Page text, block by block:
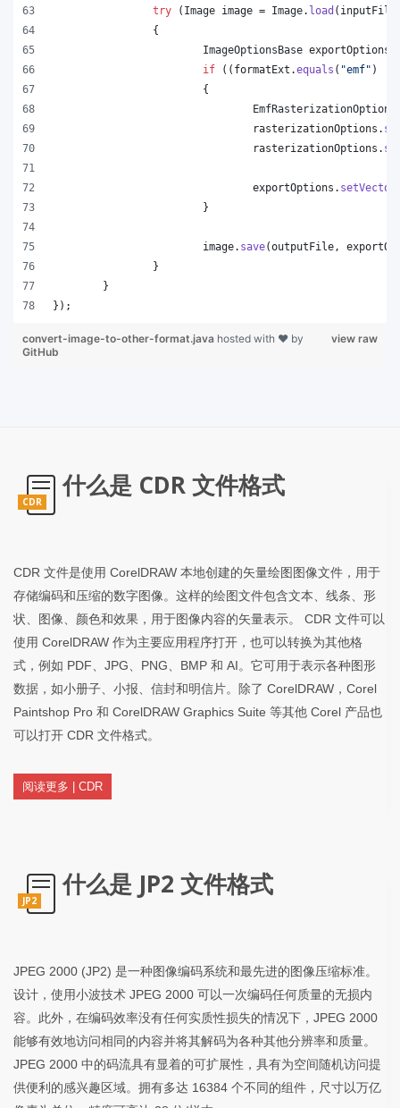
try ( Image image = Image. load ( inputFile
		{
ImageOptionsBase exportOptions
if (( formatExt .equals ( "emf" )
			{
EmfRasterizationOptions
rasterizationOptions .
rasterizationOptions .
exportOptions .
			}
image. save(outputFile ,
		}
	}
});
view raw
convert-image-to-other-format.java hosted with ❤ by
GitHub
CDR
什么是 CDR 文件格式
CDR 文件是使用 CorelDRAW 本地创建的矢量绘图图像文件，用于
存储编码和压缩的数字图像。这样的绘图文件包含文本、线条、形
状、图像、颜色和效果，用于图像内容的矢量表示。 CDR 文件可以
使用 CorelDRAW 作为主要应用程序打开，也可以转换为其他格
式，例如 PDF、JPG、PNG、BMP 和 AI。它可用于表示各种图形
数据，如小册子、小报、信封和明信片。除了 CorelDRAW，Corel
Paintshop Pro 和 CorelDRAW Graphics Suite 等其他 Corel 产品也
可以打开 CDR 文件格式。
阅读更多 | CDR
JP2
什么是 JP2 文件格式
JPEG 2000 (JP2) 是一种图像编码系统和最先进的图像压缩标准。
设计，使用小波技术 JPEG 2000 可以一次编码任何质量的无损内
容。此外，在编码效率没有任何实质性损失的情况下，JPEG 2000
能够有效地访问相同的内容并将其解码为各种其他分辨率和质量。
JPEG 2000 中的码流具有显着的可扩展性，具有为空间随机访问提
供便利的感兴趣区域。拥有多达 16384 个不同的组件，尺寸以万亿